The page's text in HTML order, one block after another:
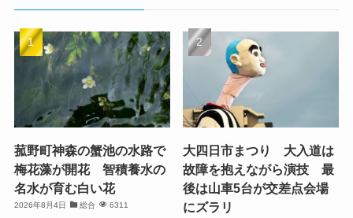
菰野町神森の蟹池の水路で
梅花藻が開花 智積養水の
名水が育む白い花
2026年8月4日 総合 6311
大四日市まつり 大入道は
故障を抱えながら演技 最
後は山車5台が交差点会場
にズラリ